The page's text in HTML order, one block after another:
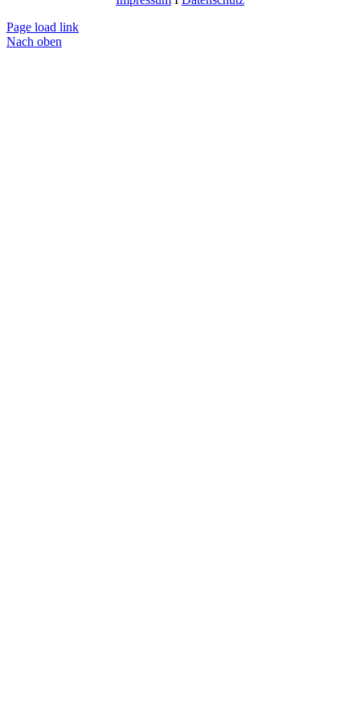
Page load link
Nach oben